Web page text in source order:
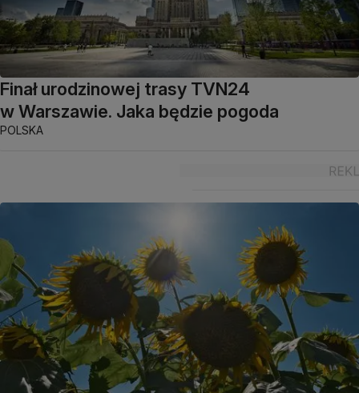
Finał urodzinowej trasy TVN24
w Warszawie. Jaka będzie pogoda
POLSKA